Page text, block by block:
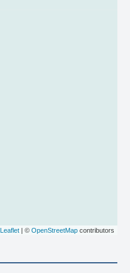
Leaflet | © OpenStreetMap contributors